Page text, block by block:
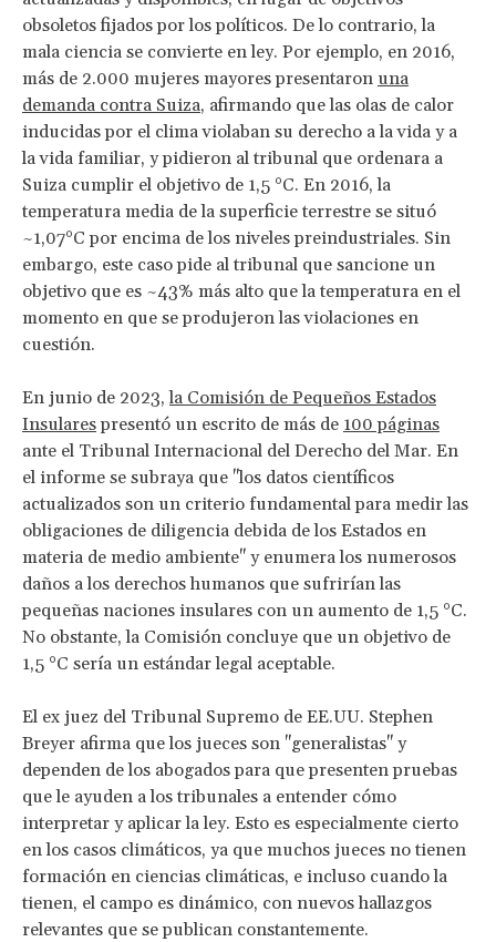
obsoletos fijados por los políticos. De lo contrario, la
mala ciencia se convierte en ley. Por ejemplo, en 2016,
más de 2.000 mujeres mayores presentaron una
demanda contra Suiza, afirmando que las olas de calor
inducidas por el clima violaban su derecho a la vida y a
la vida familiar, y pidieron al tribunal que ordenara a
Suiza cumplir el objetivo de 1,5 °C. En 2016, la
temperatura media de la superficie terrestre se situó
~1,07°C por encima de los niveles preindustriales. Sin
embargo, este caso pide al tribunal que sancione un
objetivo que es ~43% más alto que la temperatura en el
momento en que se produjeron las violaciones en
cuestión.
En junio de 2023,la Comisión de Pequeños Estados
Insularespresentó un escrito de más de 100 páginas
ante el Tribunal Internacional del Derecho del Mar. En
el informe se subraya que "los datos científicos
actualizados son un criterio fundamental para medir las
obligaciones de diligencia debida de los Estados en
materia de medio ambiente" y enumera los numerosos
daños a los derechos humanos que sufrirían las
pequeñas naciones insulares con un aumento de 1,5 °C.
No obstante, la Comisión concluye que un objetivo de
1,5 °C sería un estándar legal aceptable.
El ex juez del Tribunal Supremo de EE.UU. Stephen
Breyer afirma que los jueces son "generalistas" y
dependen de los abogados para que presenten pruebas
que le ayuden a los tribunales a entender cómo
interpretar y aplicar la ley. Esto es especialmente cierto
en los casos climáticos, ya que muchos jueces no tienen
formación en ciencias climáticas, e incluso cuando la
tienen, el campo es dinámico, con nuevos hallazgos
relevantes que se publican constantemente.